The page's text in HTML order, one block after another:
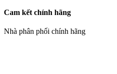
Cam kết chính hãng
Nhà phân phối chính hãng